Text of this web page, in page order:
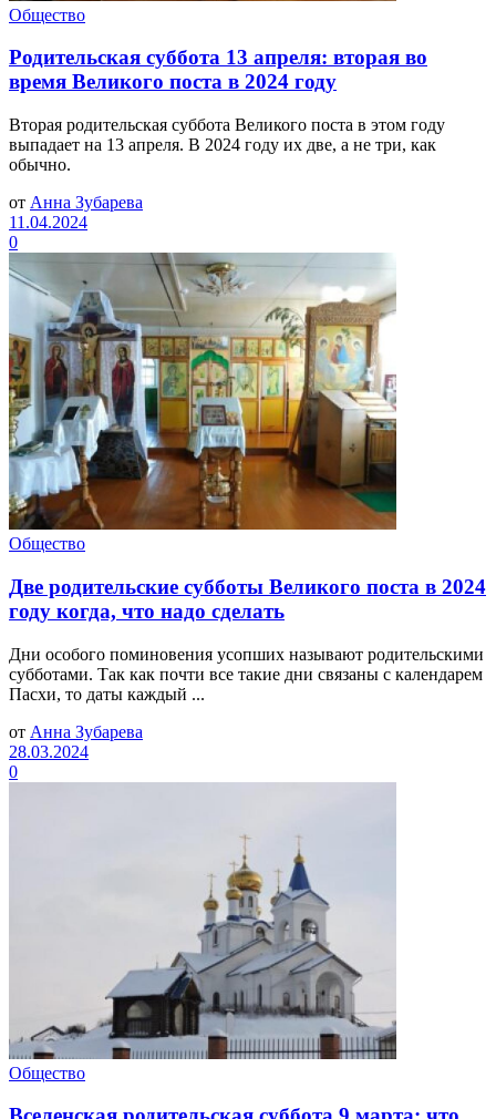
Общество
Родительская суббота 13 апреля: вторая во
время Великого поста в 2024 году
Вторая родительская суббота Великого поста в этом году
выпадает на 13 апреля. В 2024 году их две, а не три, как
обычно.
от Анна Зубарева
11.04.2024
0
Общество
Две родительские субботы Великого поста в 2024
году когда, что надо сделать
Дни особого поминовения усопших называют родительскими
субботами. Так как почти все такие дни связаны с календарем
Пасхи, то даты каждый ...
от Анна Зубарева
28.03.2024
0
Общество